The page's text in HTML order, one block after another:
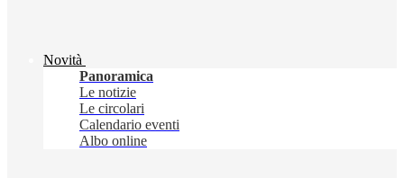
Novità
Panoramica
Le notizie
Le circolari
Calendario eventi
Albo online